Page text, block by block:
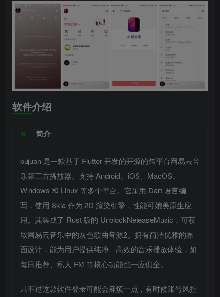
软件介绍
简介
bujuan 是一款基于 Flutter 开发的开源的跨平台网易云音
乐第三方播放器。支持 Android、iOS、MacOS、
Windows 和 Linux 等多个平台。它采用 Dart 语言编
写，使用 Skia 作为 2D 渲染引擎，性能可媲美原生应
用。其集成了 Rust 版的 UnblockNeteaseMusic，可获
取网易云音乐中的灰色歌曲音源2。拥有简洁优雅的界
面设计，能为用户提供纯净、高效的音乐播放体验，如
每日推荐、私人 FM 等核心功能也一应俱全。
只不过这款软件登录可能会麻烦一点，有时候账号风控